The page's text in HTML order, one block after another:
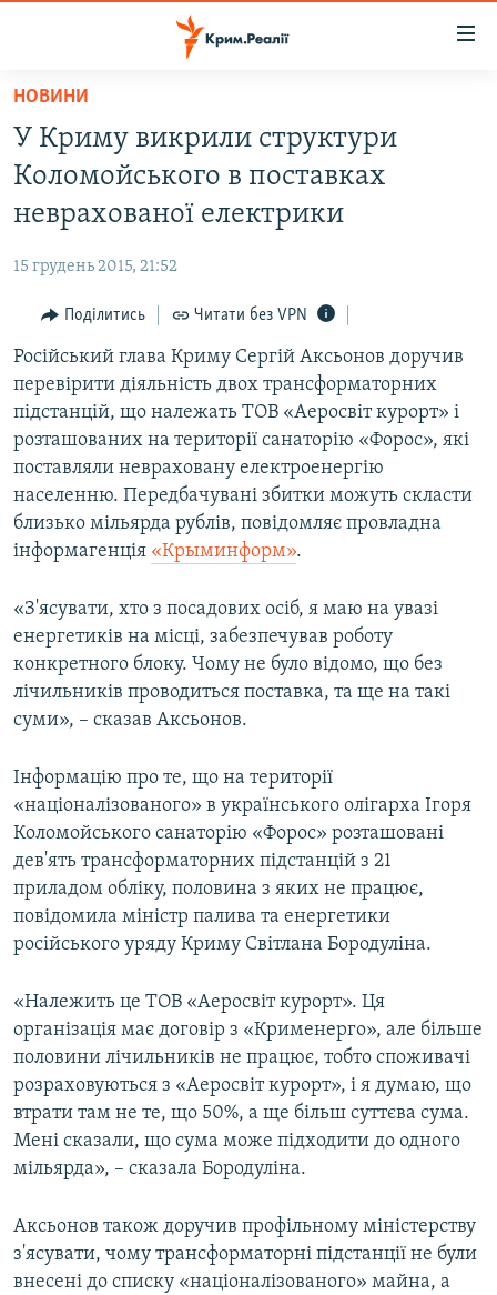
Перейти
основного
матеріалу
до
основної
навігації
Перейти
пошуку
ВОДА.КРИМ
БЛОГИ
ПОГЛЯД
ІНТЕРВ'Ю
ВСЕ ЗА ДЕНЬ
СПЕЦПРОЕКТИ
ДЕПОРТАЦІЯ
ВІДЕОУРОКИ «ELIFBE»
СВІДЧЕННЯ ОКУПАЦІЇ
ІНФОГРАФІКА
ЯК ОБІЙТИ БЛОКУВАННЯ
Русский
ДОЛУЧАЙСЯ!
НОВИНИ
У Криму викрили структури
Коломойського в поставках
неврахованої електрики
15 грудень 2015, 21:52
Поділитись Читати без VPN
Російський глава Криму Сергій Аксьонов доручив
перевірити діяльність двох трансформаторних
підстанцій, що належать ТОВ «Аеросвіт курорт» і
розташованих на території санаторію «Форос», які
поставляли невраховану електроенергію
населенню. Передбачувані збитки можуть скласти
близько мільярда рублів, повідомляє провладна
інформагенція «Крыминформ».
«З'ясувати, хто з посадових осіб, я маю на увазі
енергетиків на місці, забезпечував роботу
конкретного блоку. Чому не було відомо, що без
лічильників проводиться поставка, та ще на такі
суми», – сказав Аксьонов.
Інформацію про те, що на території
«націоналізованого» в українського олігарха Ігоря
Коломойського санаторію «Форос» розташовані
дев'ять трансформаторних підстанцій з 21
приладом обліку, половина з яких не працює,
повідомила міністр палива та енергетики
російського уряду Криму Світлана Бородуліна.
«Належить це ТОВ «Аеросвіт курорт». Ця
організація має договір з «Крименерго», але більше
половини лічильників не працює, тобто споживачі
розраховуються з «Аеросвіт курорт», і я думаю, що
втрати там не те, що 50%, а ще більш суттєва сума.
Мені сказали, що сума може підходити до одного
мільярда», – сказала Бородуліна.
Аксьонов також доручив профільному міністерству
з'ясувати, чому трансформаторні підстанції не були
внесені до списку «націоналізованого» майна, а